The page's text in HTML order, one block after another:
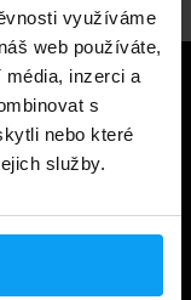
využíváme
web používáte,
inzerci a
s
nebo které
služby.